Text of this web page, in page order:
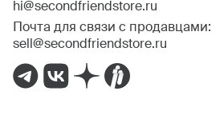
hi@secondfriendstore.ru
Почта для связи с продавцами:
sell@secondfriendstore.ru